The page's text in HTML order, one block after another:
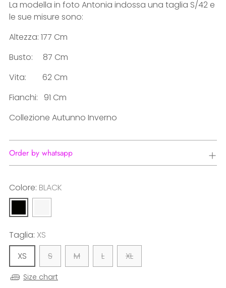
La modella in foto Antonia indossa una taglia S/42 e
le sue misure sono:
Altezza: 177 Cm
Busto: 87 Cm
Vita: 62 Cm
Fianchi: 91 Cm
Collezione Autunno Inverno
Order by whatsapp
Colore: BLACK
Taglia: XS
XS
S M L XL
Size chart